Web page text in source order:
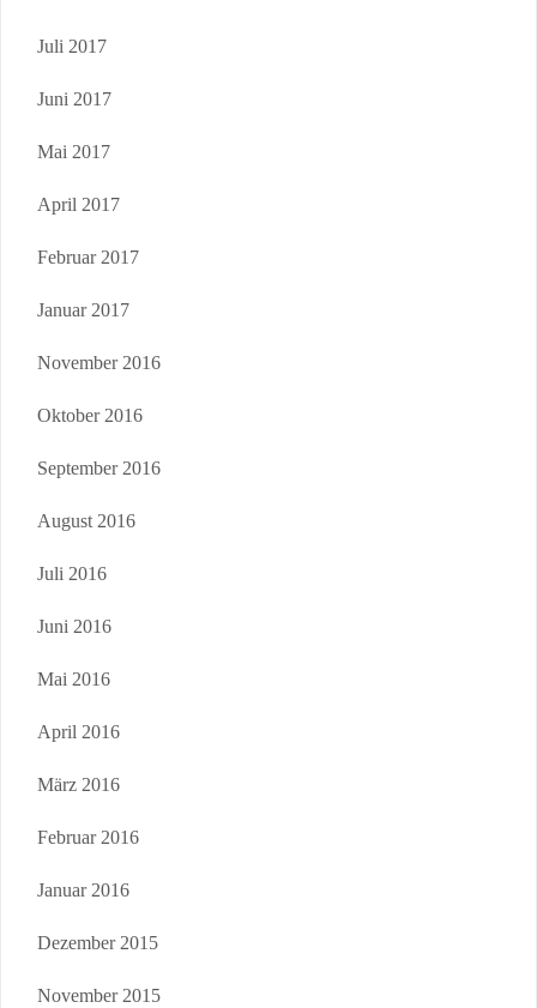
Juli 2017
Juni 2017
Mai 2017
April 2017
Februar 2017
Januar 2017
November 2016
Oktober 2016
September 2016
August 2016
Juli 2016
Juni 2016
Mai 2016
April 2016
März 2016
Februar 2016
Januar 2016
Dezember 2015
November 2015